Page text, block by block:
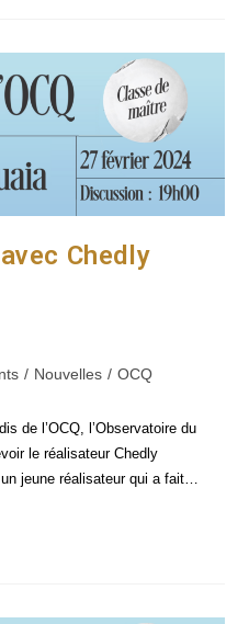
Chedly
/ Nouvelles / OCQ
de l’OCQ, l’Observatoire du
le réalisateur Chedly
jeune réalisateur qui a fait…